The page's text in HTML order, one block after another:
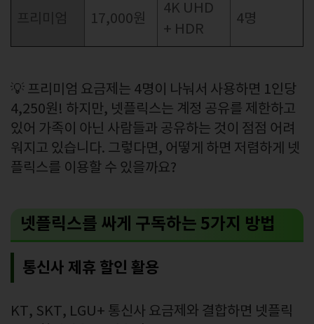
프리미엄 17,000원
4K UHD
+ HDR
4명
💡 프리미엄 요금제는 4명이 나눠서 사용하면 1인당
4,250원! 하지만, 넷플릭스는 계정 공유를 제한하고
있어 가족이 아닌 사람들과 공유하는 것이 점점 어려
워지고 있습니다. 그렇다면, 어떻게 하면 저렴하게 넷
플릭스를 이용할 수 있을까요?
넷플릭스를 싸게 구독하는 5가지 방법
통신사 제휴 할인 활용
KT, SKT, LGU+ 통신사 요금제와 결합하면 넷플릭